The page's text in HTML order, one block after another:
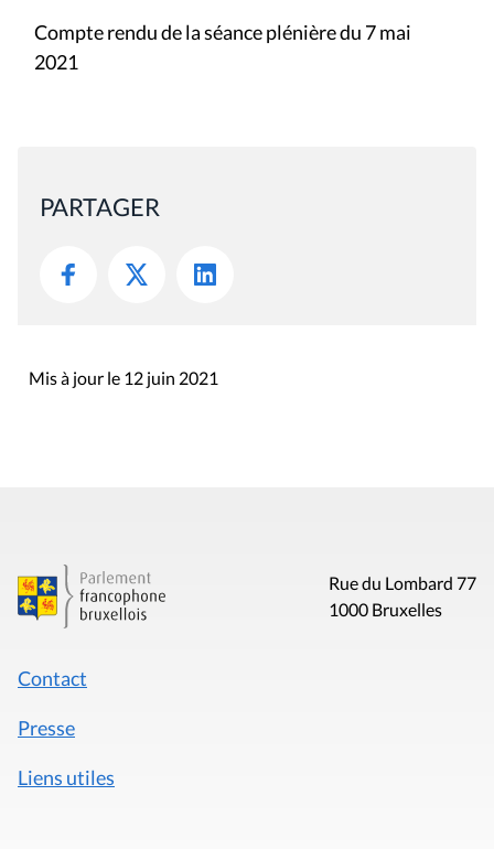
Compte rendu de la séance plénière du 7 mai
2021
PARTAGER
Mis à jour le 12 juin 2021
Rue du Lombard 77
1000 Bruxelles
Contact
Presse
Liens utiles